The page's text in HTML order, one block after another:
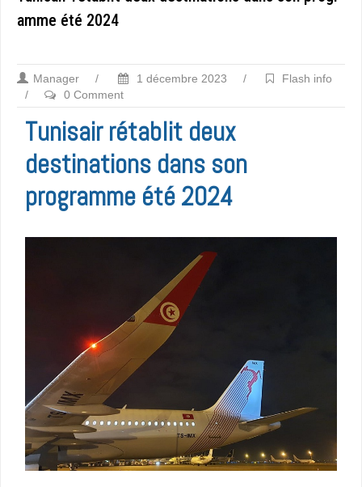
amme été 2024
Manager / 1 décembre 2023 /
Flash info
/
0 Comment
Tunisair rétablit deux
destinations dans son
programme été 2024